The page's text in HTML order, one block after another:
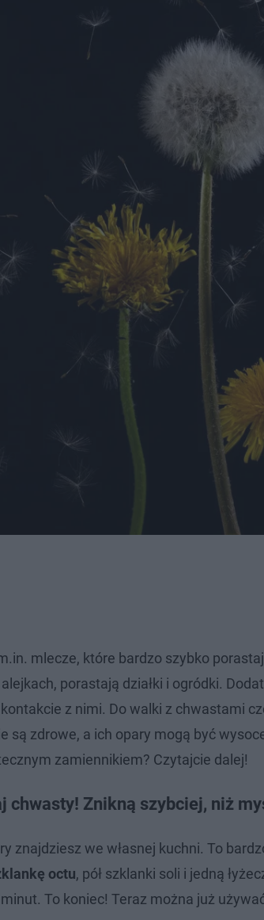
mlecze, które bardzo szybko
porastają działki i ogródki.
z nimi. Do walki z chwastami
są zdrowe, a ich opary mogą być
zamiennikiem? Czytajcie dalej!
chwasty! Znikną szybciej, niż
znajdziesz we własnej kuchni. To
octu, pół szklanki soli i jedną
To koniec! Teraz można już